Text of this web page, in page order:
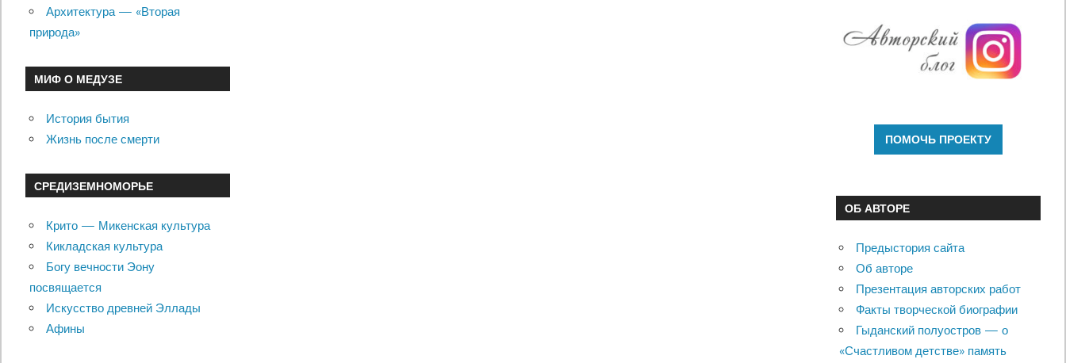
Архитектура — «Вторая
природа»
МИФ О МЕДУЗЕ
История бытия
Жизнь после смерти
СРЕДИЗЕМНОМОРЬЕ
Крито — Микенская культура
Кикладская культура
Богу вечности Эону
посвящается
Искусство древней Эллады
Афины
ОБ АВТОРЕ
Предыстория сайта
Об авторе
Презентация авторских работ
Факты творческой биографии
Гыданский полуостров — о
«Счастливом детстве» память